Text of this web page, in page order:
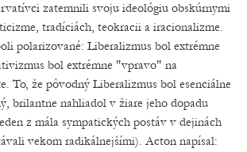
zatemnili svoju ideológiu obskúrnymi
tradíciách, teokracii a iracionalizme.
polarizované: Liberalizmus bol extrémne
bol extrémne "vpravo" na
To, že pôvodný Liberalizmus bol esenciálne
brilantne nahliadol v žiare jeho dopadu
z mála sympatických postáv v dejinách
vekom radikálnejšími). Acton napísal: